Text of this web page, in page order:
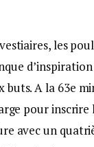
les
buts. A la 63e
pour
avec un